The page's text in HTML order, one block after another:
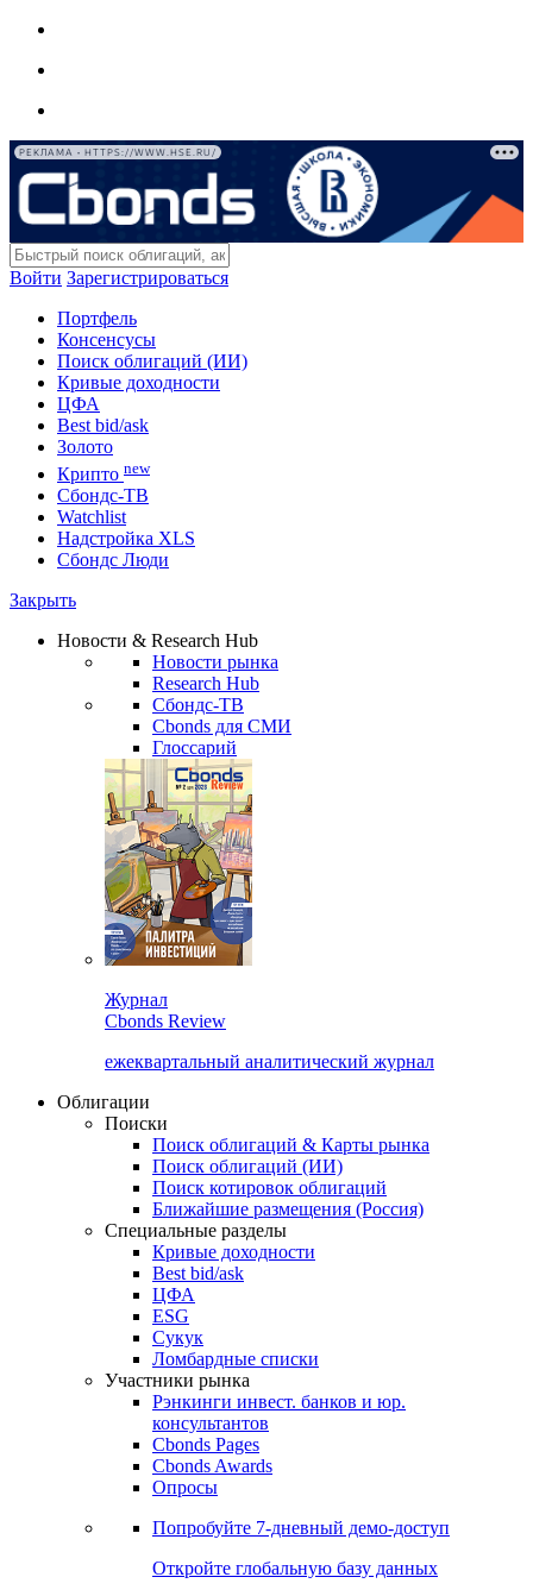
РЕКЛАМА • HTTPS://WWW.HSE.RU/
Войти Зарегистрироваться
Портфель
Консенсусы
Поиск облигаций (ИИ)
Кривые доходности
ЦФА
Best bid/ask
Золото
Крипто new
Сбондс-ТВ
Watchlist
Надстройка XLS
Сбондс Люди
Закрыть
Новости & Research Hub
Новости рынка
Research Hub
Сбондс-ТВ
Cbonds для СМИ
Глоссарий
Журнал
Cbonds Review
ежеквартальный аналитический журнал
Облигации
Поиски
Поиск облигаций & Карты рынка
Поиск облигаций (ИИ)
Поиск котировок облигаций
Ближайшие размещения (Россия)
Специальные разделы
Кривые доходности
Best bid/ask
ЦФА
ESG
Сукук
Ломбардные списки
Участники рынка
Рэнкинги инвест. банков и юр.
консультантов
Cbonds Pages
Cbonds Awards
Опросы
Попробуйте 7-дневный демо-доступ
Откройте глобальную базу данных